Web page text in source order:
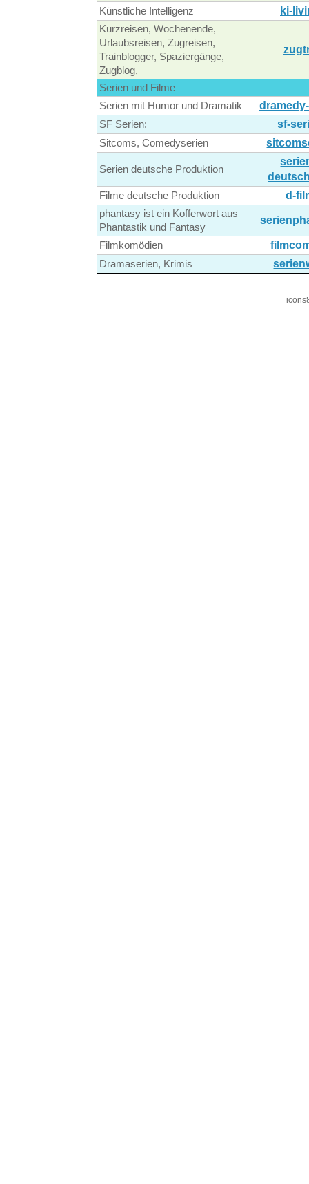
Künstliche Intelligenz ki-
Kurzreisen, Wochenende,
Urlaubsreisen, Zugreisen,
Trainblogger, Spaziergänge,
Zugblog,
Serien und Filme
Serien mit Humor und Dramatik
SF Serien: sf-
Sitcoms, Comedyserien
Serien deutsche Produktion
Filme deutsche Produktion d-
phantasy ist ein Kofferwort aus
Phantastik und Fantasy
Filmkomödien
Dramaserien, Krimis